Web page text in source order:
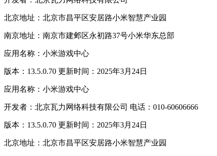
北京地址：北京市昌平区安居路小米智慧产业园
南京地址：南京市建邺区永初路37号小米华东总部
应用名称：小米游戏中心
版本：13.5.0.70 更新时间：2025年3月24日
应用名称：小米游戏中心
开发者：北京瓦力网络科技有限公司 电话：010-60606666
版本：13.5.0.70 更新时间：2025年3月24日
北京地址：北京市昌平区安居路小米智慧产业园